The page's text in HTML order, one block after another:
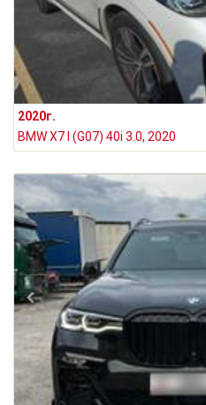
2020г.
BMW X7 I (G07) 40i 3.0, 2020